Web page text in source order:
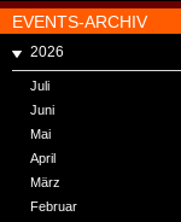
EVENTS-ARCHIV
2026
Juli
Juni
Mai
April
März
Februar